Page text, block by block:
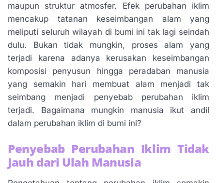
maupun struktur atmosfer. Efek perubahan iklim
mencakup tatanan keseimbangan alam yang
meliputi seluruh wilayah di bumi ini tak lagi seindah
dulu. Bukan tidak mungkin, proses alam yang
terjadi karena adanya kerusakan keseimbangan
komposisi penyusun hingga peradaban manusia
yang semakin hari membuat alam menjadi tak
seimbang menjadi penyebab perubahan iklim
terjadi. Bagaimana mungkin manusia ikut andil
dalam perubahan iklim di bumi ini?
Penyebab Perubahan Iklim Tidak
Jauh dari Ulah Manusia